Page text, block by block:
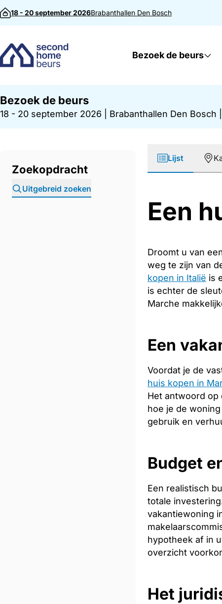
Direct naar inhoud
18 - 20 september 2026Brabanthallen Den Bosch
Bezoek de beurs
Bezoek de beurs
18 - 20 september 2026 Brabanthallen Den Bosch
Zoekopdracht
Uitgebreid zoeken
Lijst
Een
Droomt u van
weg te zijn van
kopen in Italië is
is echter de
Marche
Een
Voordat je de
huis kopen in
Het antwoord op
hoe je de
gebruik en
Budget
Een realistisch
totale
vakantiewoning
hypotheek af in
overzicht
Het